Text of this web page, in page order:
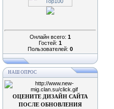
Онлайн всего: 1
Гостей: 1
Пользователей: 0
НАШ ОПРОС
ОЦЕНИТЕ ДИЗАЙН САЙТА
ПОСЛЕ ОБНОВЛЕНИЯ